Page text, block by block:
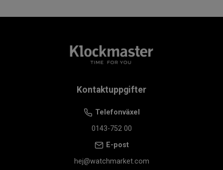
Gratis justering av armband i valfri
En tidlös schweizisk klocka med stil, kvalitet och service
Kontaktuppgifter
Telefonväxel
0143-752 00
E-post
hej@watchmarket.com